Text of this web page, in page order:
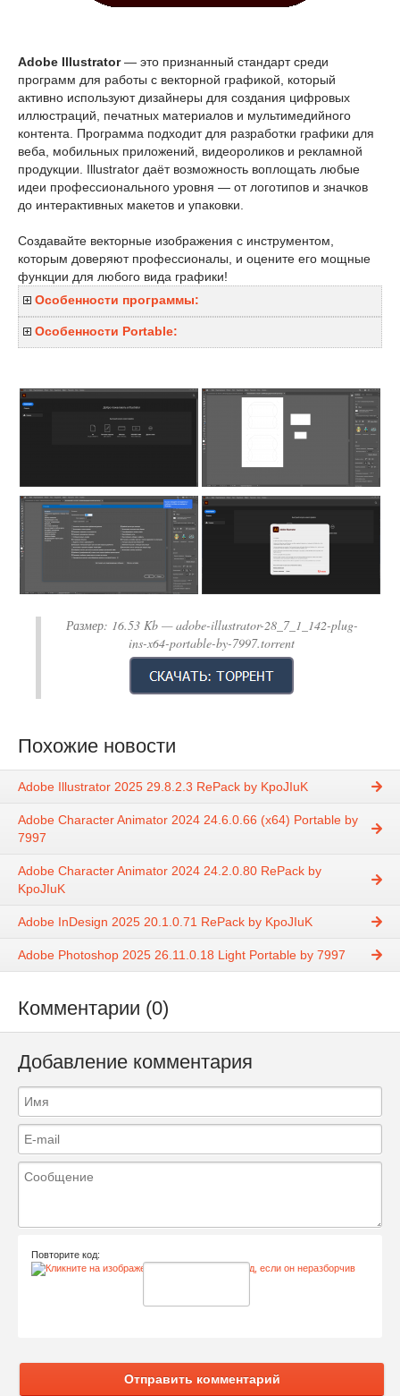
Adobe Illustrator— это признанный стандарт среди
программ для работы с векторной графикой, который
активно используют дизайнеры для создания цифровых
иллюстраций, печатных материалов и мультимедийного
контента. Программа подходит для разработки графики для
веба, мобильных приложений, видеороликов и рекламной
продукции. Illustrator даёт возможность воплощать любые
идеи профессионального уровня — от логотипов и значков
до интерактивных макетов и упаковки.
Создавайте векторные изображения с инструментом,
которым доверяют профессионалы, и оцените его мощные
функции для любого вида графики!
Особенности программы:
Особенности Portable:
Размер: 16.53 Kb— adobe-illustrator-28_7_1_142-plug-
ins-x64-portable-by-7997.torrent
Похожие новости
Adobe Illustrator 2025 29.8.2.3 RePack by KpoJIuK
Adobe Character Animator 2024 24.6.0.66 (x64) Portable by
7997
Adobe Character Animator 2024 24.2.0.80 RePack by
KpoJIuK
Adobe InDesign 2025 20.1.0.71 RePack by KpoJIuK
Adobe Photoshop 2025 26.11.0.18 Light Portable by 7997
Комментарии (0)
Добавление комментария
Повторите код:
Отправить комментарий